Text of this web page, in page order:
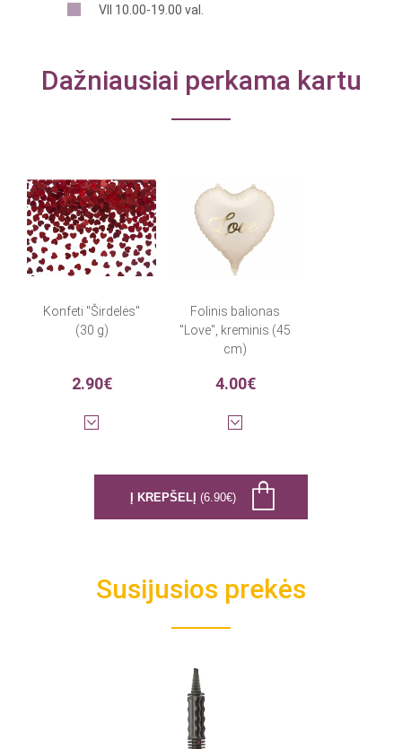
VII 10.00-19.00 val.
Dažniausiai perkama kartu
Konfeti "Širdelės"
(30 g)
2.90€
Folinis balionas
"Love", kreminis (45
cm)
4.00€
Į KREPŠELĮ (6.90€)
Susijusios prekės